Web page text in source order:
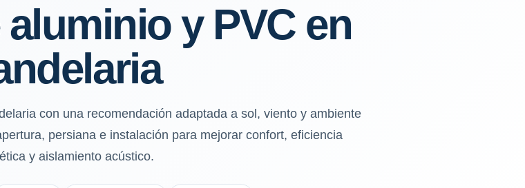
y PVC en
con una recomendación adaptada a sol, viento y ambiente
persiana e instalación para mejorar confort, eficiencia
y aislamiento acústico.